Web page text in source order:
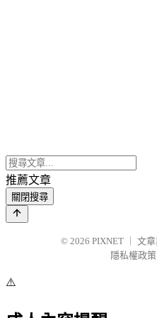
推薦文章
關閉搜尋
© 2026 PIXNET
文
隱私權政策
⚠️